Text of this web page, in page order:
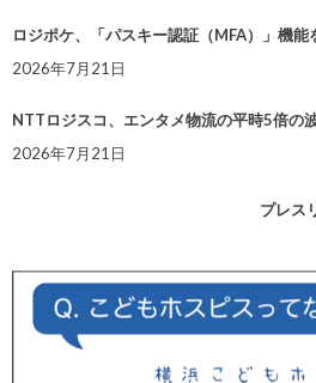
ロジポケ、「パスキー認証（MFA）」機能
2026年7月21日
NTTロジスコ、エンタメ物流の平時5倍の
2026年7月21日
プレス